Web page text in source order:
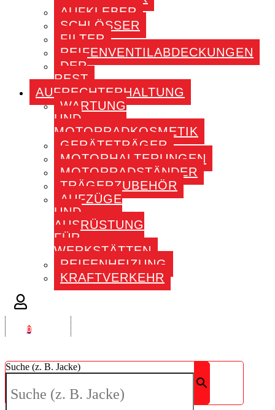
AUFKLEBER
SCHLÖSSER
FILTER
REIFENVENTILABDECKUNGEN
DER
REST
AUFRECHTERHALTUNG
WARTUNG
UND
MOTORRADKOSMETIK
GERÄTETRÄGER
MOTORHALTERUNGEN
MOTORRADSTÄNDER
TRÄGERZUBEHÖR
AUFZÜGE
UND
AUSRÜSTUNG
FÜR
WERKSTÄTTEN
REIFENHEIZUNG
KRAFTVERKEHR
0
Suche (z. B. Jacke)